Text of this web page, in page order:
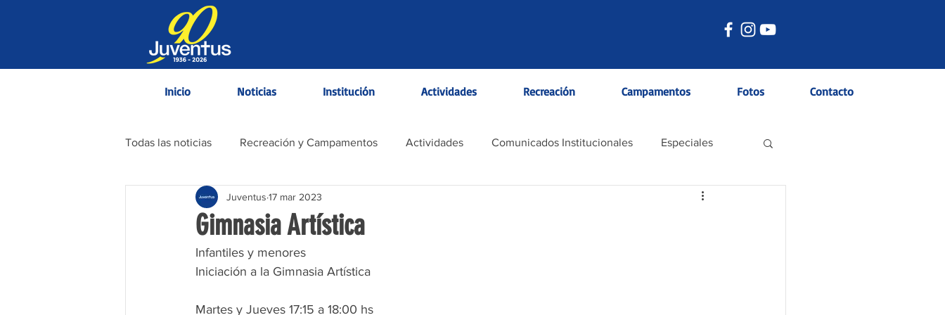
Inicio Noticias Institución Actividades Recreación Campamentos Fotos Contacto
Todas las noticias Recreación y Campamentos Actividades Comunicados Institucionales Especiales
Contenido Informativo
Gimnasia Artística
Juventus 17 mar 2023
Infantiles y menores
Iniciación a la Gimnasia Artística
Martes y Jueves 17:15 a 18:00 hs